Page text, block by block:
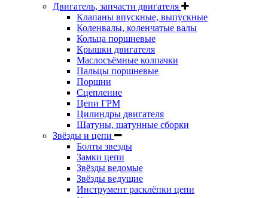
Двигатель, запчасти двигателя
Клапаны впускные, выпускные
Коленвалы, коленчатые валы
Кольца поршневые
Крышки двигателя
Маслосъёмные колпачки
Пальцы поршневые
Поршни
Сцепление
Цепи ГРМ
Цилиндры двигателя
Шатуны, шатунные сборки
Звёзды и цепи
Болты звезды
Замки цепи
Звёзды ведомые
Звёзды ведущие
Инструмент расклёпки цепи